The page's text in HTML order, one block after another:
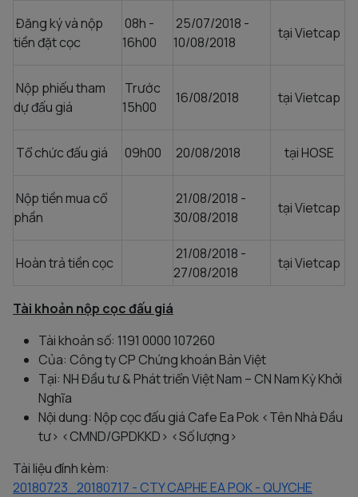
Đăng ký và nộp
tiền đặt cọc
08h -
16h00
25/07/2018 -
10/08/2018
tại Vietcap
Nộp phiếu tham
dự đấu giá
Trước
15h00
16/08/2018 tại Vietcap
Tổ chức đấu giá 09h00 20/08/2018 tại HOSE
Nộp tiền mua cổ
phần
21/08/2018 -
30/08/2018
tại Vietcap
Hoàn trả tiền cọc
21/08/2018 -
27/08/2018
tại Vietcap
Tài khoản nộp cọc đấu giá
Tài khoản số: 1191 0000 107260
Của: Công ty CP Chứng khoán Bản Việt
Tại: NH Đầu tư & Phát triển Việt Nam – CN Nam Kỳ Khởi
Nghĩa
Nội dung: Nộp cọc đấu giá Cafe Ea Pok <Tên Nhà Đầu
tư> <CMND/GPDKKD> <Số lượng>
Tài liệu đính kèm:
20180723_20180717 - CTY CAPHE EA POK - QUYCHE